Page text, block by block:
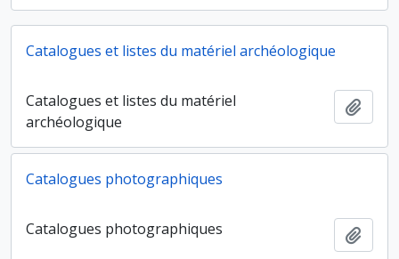
Catalogues et listes du matériel archéologique
Catalogues et listes du matériel
archéologique
Catalogues photographiques
Catalogues photographiques